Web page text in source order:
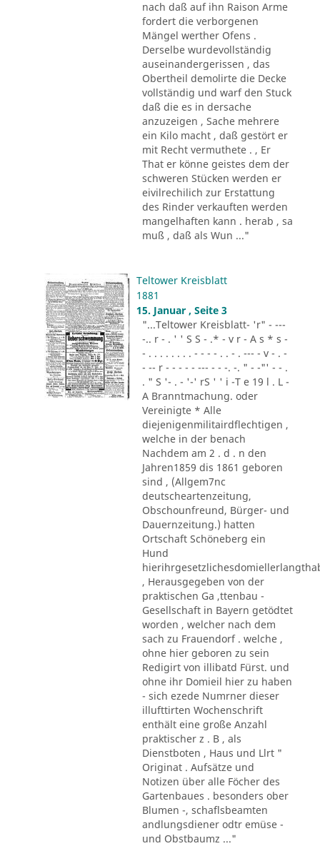
nach daß auf ihn Raison Arme
fordert die verborgenen
Mängel werther Ofens .
Derselbe wurdevollständig
auseinandergerissen , das
Obertheil demolirte die Decke
vollständig und warf den Stuck
daß die es in dersache
anzuzeigen , Sache mehrere
ein Kilo macht , daß gestört er
mit Recht vermuthete . , Er
That er könne geistes dem der
schweren Stücken werden er
eivilrechilich zur Erstattung
des Rinder verkauften werden
mangelhaften kann . herab , sa
muß , daß als Wun ..."
Teltower Kreisblatt
1881
15. Januar , Seite 3
"...Teltower Kreisblatt- 'r" - ---
-.. r - . ' ' S S - .* - v r - A s * s -
- . . . . . . . . - - - - . . - . --- - v - . -
- -- r - - - - - --- - - -. -. " - -"' - - .
. " S '- . - '-' rS ' ' i -T e 19 l . L -
A Branntmachung. oder
Vereinigte * Alle
diejenigenmilitairdflechtigen ,
welche in der benach
Nachdem am 2 . d . n den
Jahren1859 dis 1861 geboren
sind , (Allgem7nc
deutscheartenzeitung,
Obschounfreund, Bürger- und
Dauernzeitung.) hatten
Ortschaft Schöneberg ein
Hund
, Herausgegeben von der
praktischen Ga ,ttenbau -
Gesellschaft in Bayern getödtet
worden , welcher nach dem
sach zu Frauendorf . welche ,
ohne hier geboren zu sein
Redigirt von illibatd Fürst. und
ohne ihr Domieil hier zu haben
- sich ezede Numrner dieser
illufttirten Wochenschrift
enthält eine große Anzahl
praktischer z . B , als
Dienstboten , Haus und Llrt "
Originat . Aufsätze und
Notizen über alle Föcher des
Gartenbaues . besonders ober
Blumen -, schaflsbeamten
andlungsdiener odtr emüse -
und Obstbaumz ..."